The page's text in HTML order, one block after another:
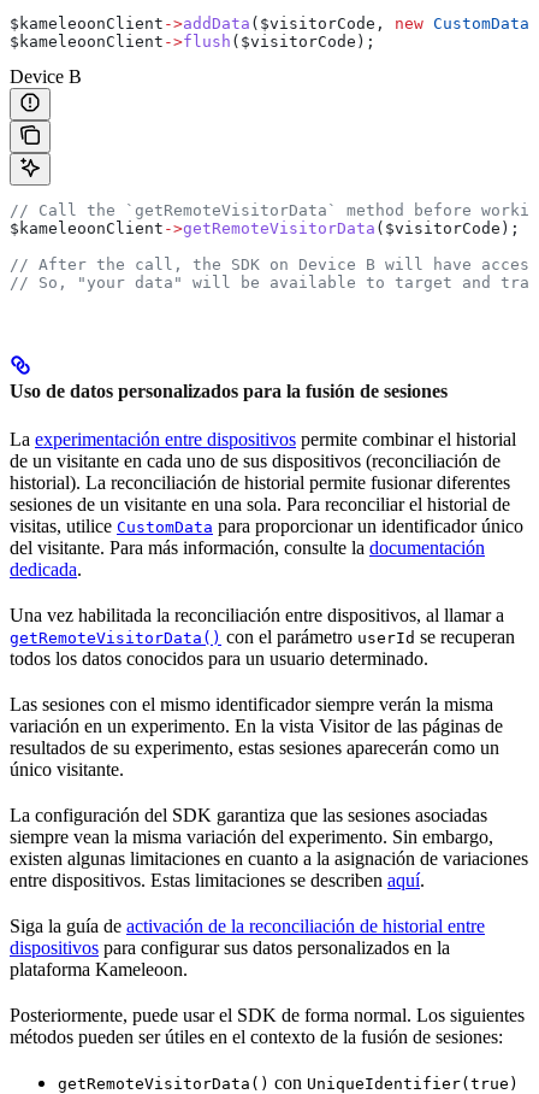
$kameleoonClient ->addData ( $visitorCode , new CustomData
$kameleoonClient ->flush ( $visitorCode );
Device B
// Call the `getRemoteVisitorData` method before
$kameleoonClient ->getRemoteVisitorData ( $visitorCode );
// After the call, the SDK on Device B will have
// So, "your data" will be available to target and
Uso de datos personalizados para la fusión de sesiones
La experimentación entre dispositivos permite combinar el historial
de un visitante en cada uno de sus dispositivos (reconciliación de
historial). La reconciliación de historial permite fusionar diferentes
sesiones de un visitante en una sola. Para reconciliar el historial de
visitas, utilice CustomData para proporcionar un identificador único
del visitante. Para más información, consulte la documentación
dedicada.
Una vez habilitada la reconciliación entre dispositivos, al llamar a
getRemoteVisitorData() con el parámetro userId se recuperan
todos los datos conocidos para un usuario determinado.
Las sesiones con el mismo identificador siempre verán la misma
variación en un experimento. En la vista Visitor de las páginas de
resultados de su experimento, estas sesiones aparecerán como un
único visitante.
La configuración del SDK garantiza que las sesiones asociadas
siempre vean la misma variación del experimento. Sin embargo,
existen algunas limitaciones en cuanto a la asignación de variaciones
entre dispositivos. Estas limitaciones se describen aquí.
Siga la guía de activación de la reconciliación de historial entre
dispositivos para configurar sus datos personalizados en la
plataforma Kameleoon.
Posteriormente, puede usar el SDK de forma normal. Los siguientes
métodos pueden ser útiles en el contexto de la fusión de sesiones:
getRemoteVisitorData() con UniqueIdentifier(true)